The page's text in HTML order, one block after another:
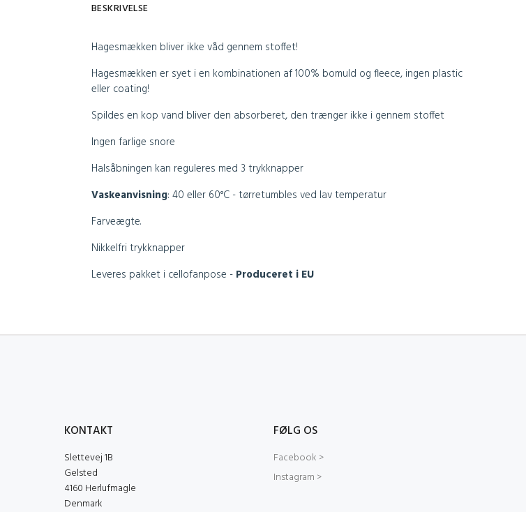
BESKRIVELSE
Hagesmækken bliver ikke våd gennem stoffet!
Hagesmækken er syet i en kombinationen af 100% bomuld og fleece, ingen plastic
eller coating!
Spildes en kop vand bliver den absorberet, den trænger ikke i gennem stoffet
Ingen farlige snore
Halsåbningen kan reguleres med 3 trykknapper
Vaskeanvisning: 40 eller 60°C - tørretumbles ved lav temperatur
Farveægte.
Nikkelfri trykknapper
Leveres pakket i cellofanpose - Produceret i EU
KONTAKT
Slettevej 1B
Gelsted
4160 Herlufmagle
Denmark
FØLG OS
Facebook >
Instagram >